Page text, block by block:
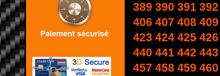
389 390 391 392
406 407 408 409
423 424 425 426
440 441 442 443
457 458 459 460